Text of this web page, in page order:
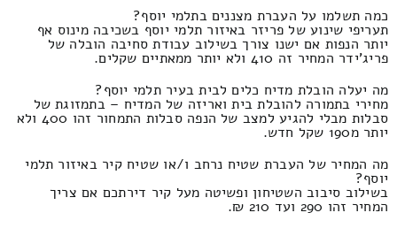
כמה תשלמו על העברת מצננים בתלמי יוסף?
תעריפי שינוע של פריזר באיזור תלמי יוסף בשכיבה מינוס אף
יותר הנפות אם ישנו צורך בשילוב עבודת סחיבה הובלה של
פריג'ידר המחיר זה 410 ולא יותר ממאתיים שקלים.
מה יעלה הובלת מדיח כלים לבית בעיר תלמי יוסף?
מחירי בתמורה להובלת בית ואריזה של המדיח – בתמזוגת של
סבלות מבלי להגיע למצב של הנפה סבלות התמחור זהו 400 ולא
יותר מ190 שקל חדש.
מה המחיר של העברת שטיח נרחב ו/או שטיח קיר באיזור תלמי
יוסף?
בשילוב סיבוב השטיחון ופשיטה מעל קיר דירתכם אם צריך
המחיר זהו 290 ועד 210 ₪.